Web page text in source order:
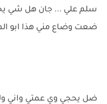
سلم علي ... جان هل شي
ضعت وضاع مني هذا ابو
ضل يحجي وي عمتي واني